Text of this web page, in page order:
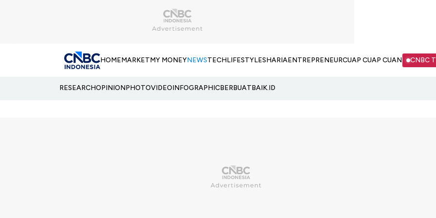
HOMEMARKETMY MONEYNEWSTECHLIFESTYLESHARIAENTREPRENEURCUAP CUAP CUAN CNBC
RESEARCHOPINIONPHOTOVIDEOINFOGRAPHICBERBUATBAIK.ID